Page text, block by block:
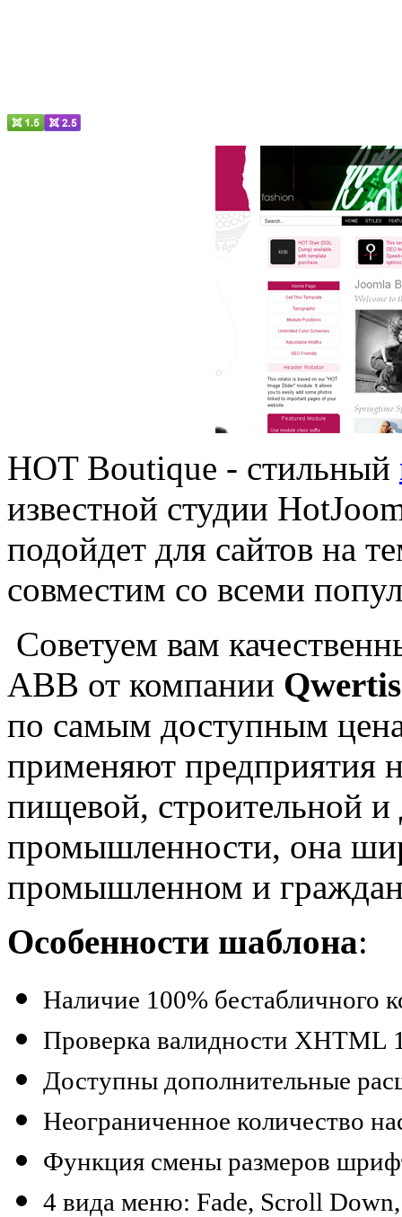
HOT Boutique - стильный
известной студии
подойдет для сайтов на
совместим со всеми
Советуем вам
АВВ от компании Qwertis
по самым доступным
применяют предприятия
пищевой, строительной и
промышленности, она
промышленном и
Особенности шаблона:
Наличие 100% бестабличного
Проверка валидности XHTML
Доступны дополнительные
Неограниченное количество
Функция смены размеров
4 вида меню: Fade, Scroll